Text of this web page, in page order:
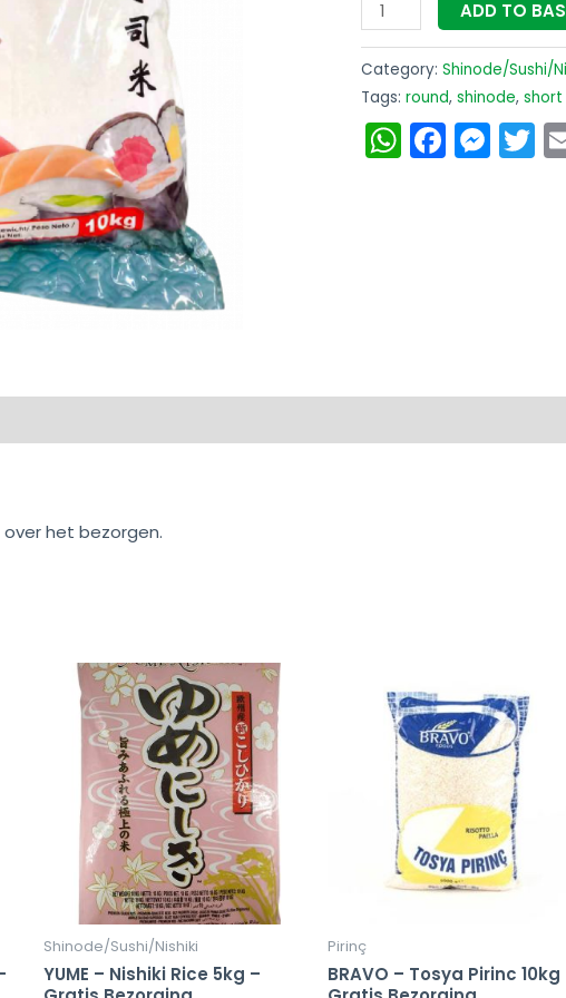
Bezorging
ADD TO
Category: Shinode/Sushi/
Tags: round, shinode,
het bezorgen.
Shinode/Sushi/Nishiki
YUME – Nishiki Rice 5kg –
Pirinç
BRAVO – Tosya Pirinc 10kg